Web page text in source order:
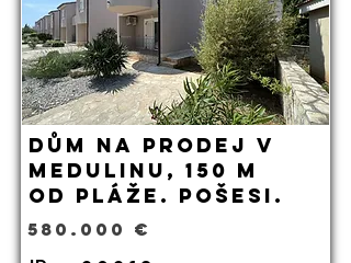
Dům na prodej v
Medulinu, 150 m
od pláže. Pošesi.
580.000 €